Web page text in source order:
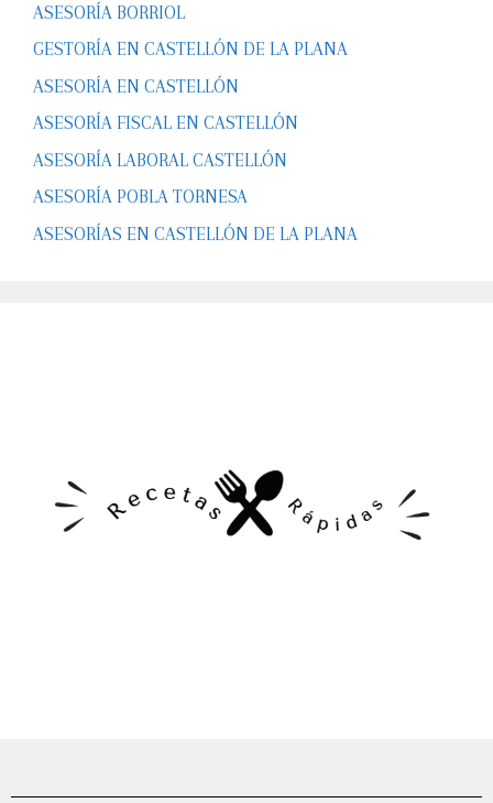
ASESORÍA BORRIOL
GESTORÍA EN CASTELLÓN DE LA PLANA
ASESORÍA EN CASTELLÓN
ASESORÍA FISCAL EN CASTELLÓN
ASESORÍA LABORAL CASTELLÓN
ASESORÍA POBLA TORNESA
ASESORÍAS EN CASTELLÓN DE LA PLANA